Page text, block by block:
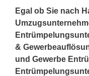
Egal ob Sie nach
&
und Gewerbe